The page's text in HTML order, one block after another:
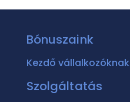
Bónuszaink
Kezdő vállalkozóknak
Szolgáltatás